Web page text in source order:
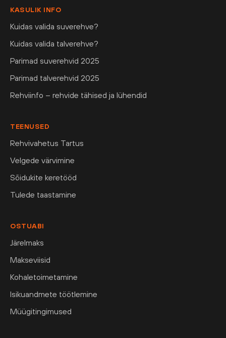
KASULIK INFO
Kuidas valida suverehve?
Kuidas valida talverehve?
Parimad suverehvid 2025
Parimad talverehvid 2025
Rehviinfo – rehvide tähised ja lühendid
TEENUSED
Rehvivahetus Tartus
Velgede värvimine
Sõidukite keretööd
Tulede taastamine
OSTUABI
Järelmaks
Makseviisid
Kohaletoimetamine
Isikuandmete töötlemine
Müügitingimused